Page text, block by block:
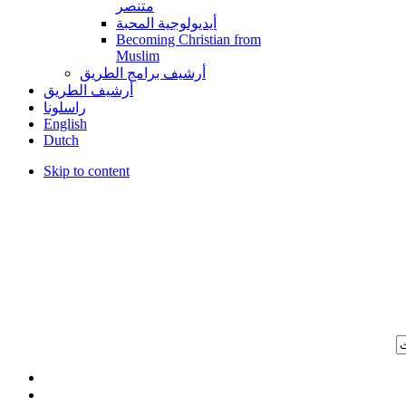
متنصر
أيديولوجية المحبة
Becoming Christian from
Muslim
أرشيف برامج الطريق
أرشيف الطريق
راسلونا
English
Dutch
Skip to content